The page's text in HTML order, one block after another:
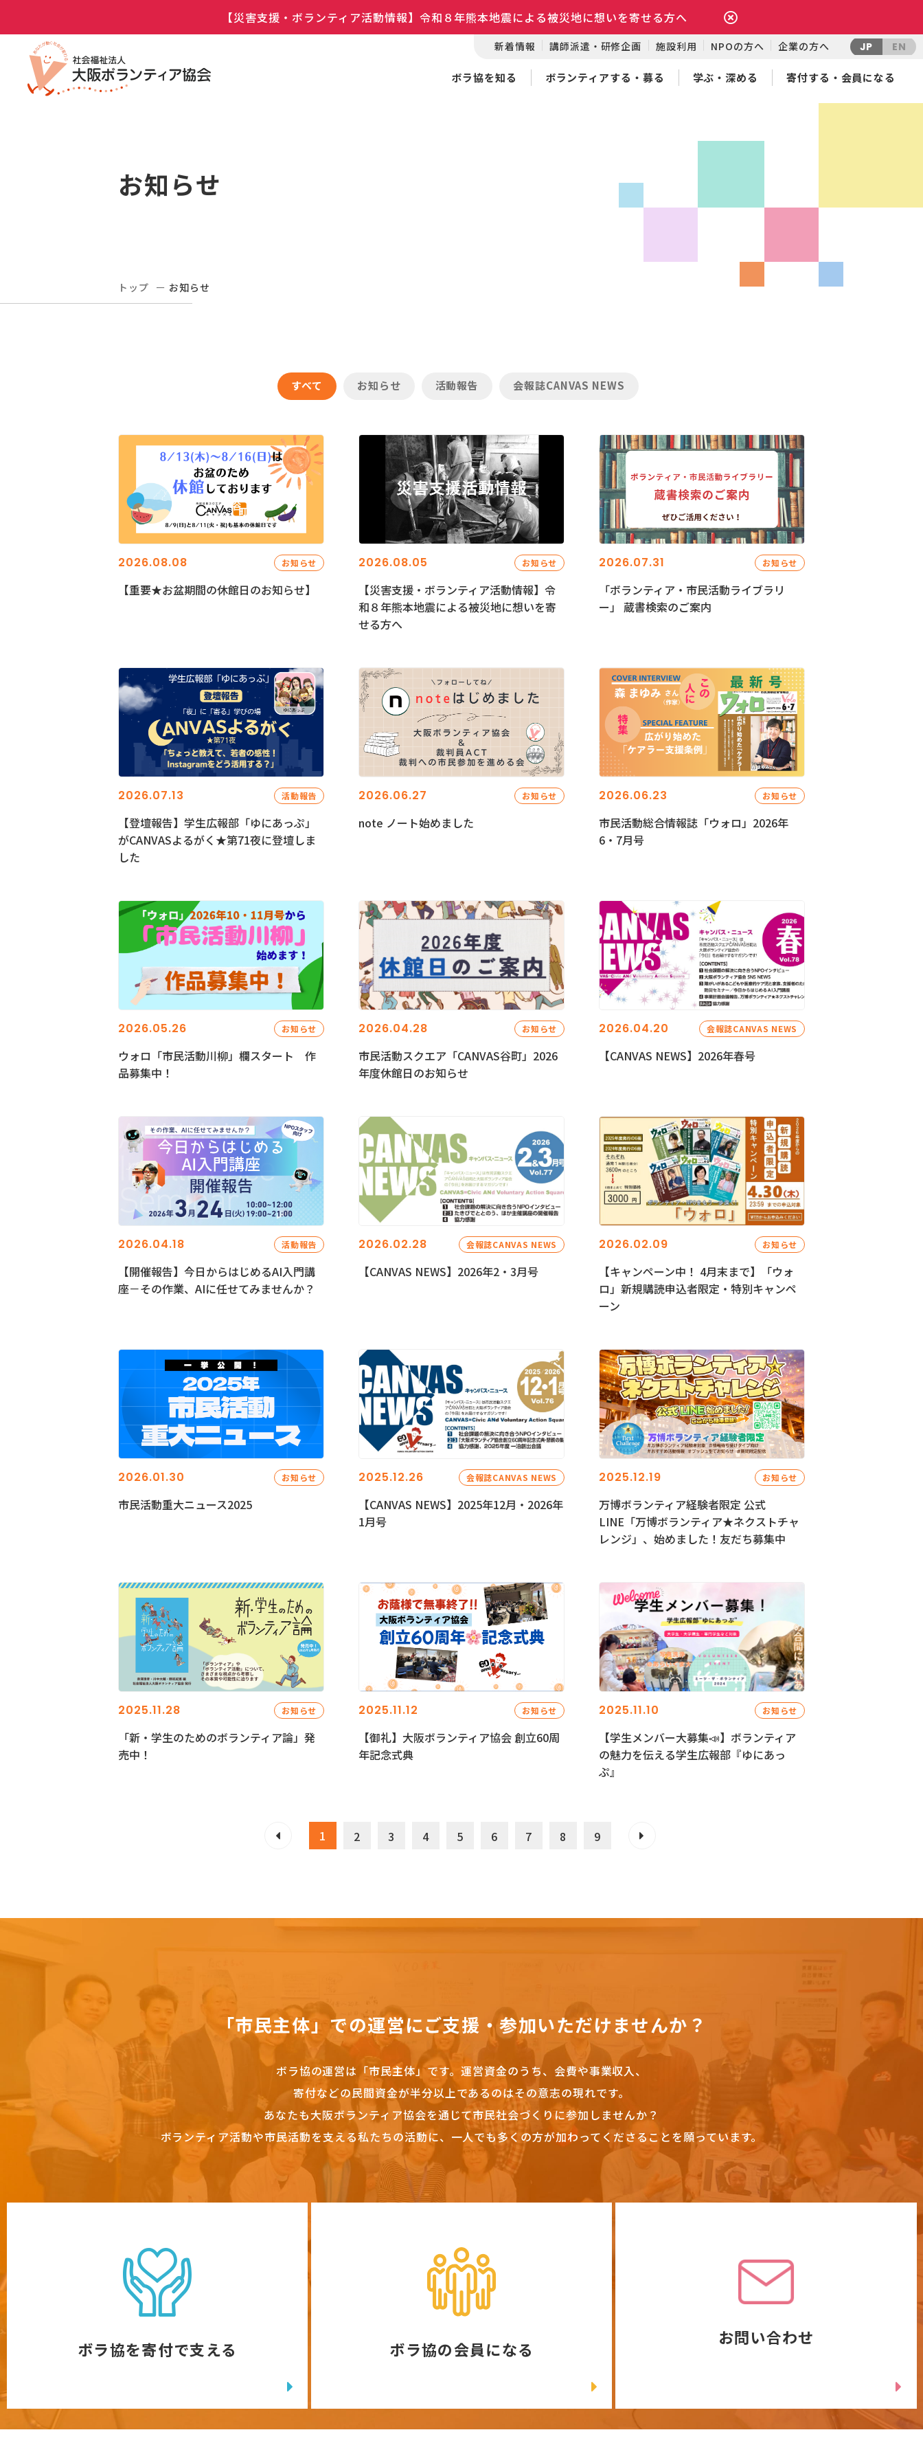
【災害支援・ボランティア活動情報】令和８年熊本地震による被災地に想いを寄せる方へ
新着情報 講師派遣・研修企画 施設利用 NPOの方へ 企業の方へ JP EN
ボラ協を知る ボランティアする・募る 学ぶ・深める 寄付する・会員になる
お知らせ
トップ お知らせ
すべて お知らせ 活動報告 会報誌CANVAS NEWS
2026.08.08 お知らせ
【重要★お盆期間の休館日のお知らせ】
2026.08.05 お知らせ
【災害支援・ボランティア活動情報】令
和８年熊本地震による被災地に想いを寄
せる方へ
2026.07.31 お知らせ
「ボランティア・市民活動ライブラリ
ー」 蔵書検索のご案内
2026.07.13 活動報告
【登壇報告】学生広報部「ゆにあっぷ」
がCANVASよるがく★第71夜に登壇しま
した
2026.06.27 お知らせ
note ノート始めました
2026.06.23 お知らせ
市民活動総合情報誌「ウォロ」2026年
6・7月号
2026.05.26 お知らせ
ウォロ「市民活動川柳」欄スタート 作
品募集中！
2026.04.28 お知らせ
市民活動スクエア「CANVAS谷町」2026
年度休館日のお知らせ
2026.04.20 会報誌CANVAS NEWS
【CANVAS NEWS】2026年春号
2026.04.18 活動報告
【開催報告】今日からはじめるAI入門講
座－その作業、AIに任せてみませんか？
2026.02.28 会報誌CANVAS NEWS
【CANVAS NEWS】2026年2・3月号
2026.02.09 お知らせ
【キャンペーン中！ 4月末まで】「ウォ
ロ」新規購読申込者限定・特別キャンペ
ーン
2026.01.30 お知らせ
市民活動重大ニュース2025
2025.12.26 会報誌CANVAS NEWS
【CANVAS NEWS】2025年12月・2026年
1月号
2025.12.19 お知らせ
万博ボランティア経験者限定 公式
LINE「万博ボランティア★ネクストチャ
レンジ」、始めました！友だち募集中
2025.11.28 お知らせ
「新・学生のためのボランティア論」発
売中！
2025.11.12 お知らせ
【御礼】大阪ボランティア協会 創立60周
年記念式典
2025.11.10 お知らせ
【学生メンバー大募集📣】ボランティア
の魅力を伝える学生広報部『ゆにあっ
ぷ』
1 2 3 4 5 6 7 8 9
「市民主体」での運営にご支援・参加いただけませんか？
ボラ協の運営は「市民主体」です。 運営資金のうち、会費や事業収入、
寄付などの民間資金が半分以上であるのはその意志の現れです。
あなたも大阪ボランティア協会を通じて市民社会づくりに参加しませんか？
ボランティア活動や市民活動を支える私たちの活動に、一人でも多くの方が加わってくださることを願っています。
ボラ協を寄付で支える ボラ協の会員になる
お問い合わせ